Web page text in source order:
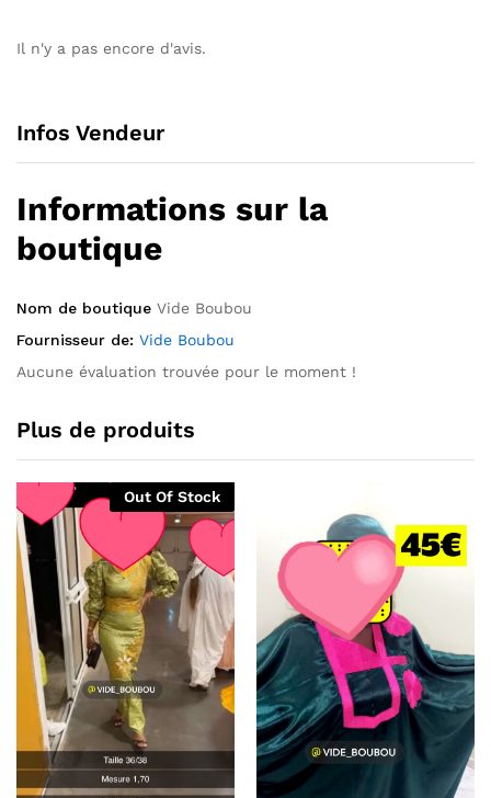
Il n'y a pas encore d'avis.
Infos Vendeur
Informations sur la
boutique
Nom de boutique Vide Boubou
Fournisseur de: Vide Boubou
Aucune évaluation trouvée pour le moment !
Plus de produits
Out Of Stock